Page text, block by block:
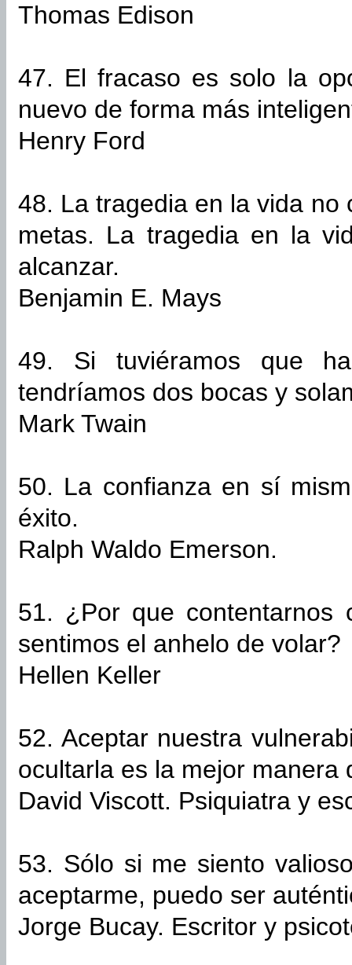
Thomas Edison
47. El fracaso es solo la
nuevo de forma más
Henry Ford
48. La tragedia en la vida no
metas. La tragedia en la
alcanzar.
Benjamin E. Mays
49. Si tuviéramos que
tendríamos dos bocas y
Mark Twain
50. La confianza en sí
éxito.
Ralph Waldo Emerson.
51. ¿Por que contentarnos
sentimos el anhelo de volar?
Hellen Keller
52. Aceptar nuestra
ocultarla es la mejor manera
David Viscott. Psiquiatra y
53. Sólo si me siento
aceptarme, puedo ser
Jorge Bucay. Escritor y